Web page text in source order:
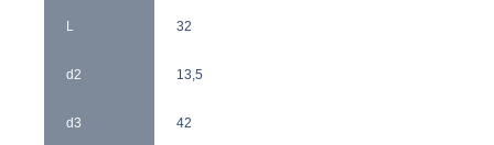
L
d2
d3
32
13,5
42